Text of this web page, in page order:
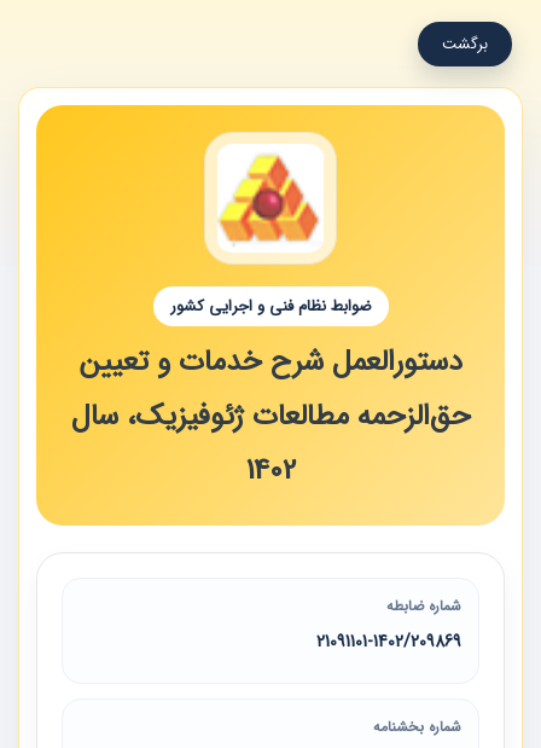
برگشت
ضوابط نظام فنی و اجرایی کشور
دستورالعمل شرح خدمات و تعیین
حق‌الزحمه مطالعات ژئوفیزیک، سال
1402
شماره ضابطه
21091101-1402/209869
شماره بخشنامه